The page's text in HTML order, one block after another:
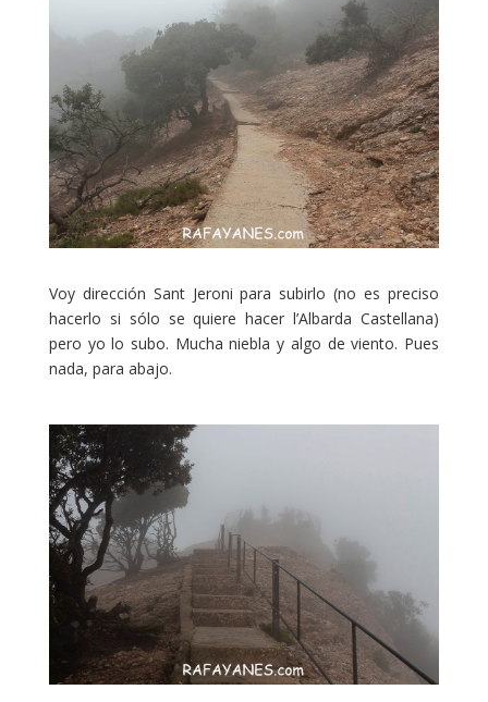
Voy dirección Sant Jeroni para subirlo (no es preciso
hacerlo si sólo se quiere hacer l’Albarda Castellana)
pero yo lo subo. Mucha niebla y algo de viento. Pues
nada, para abajo.